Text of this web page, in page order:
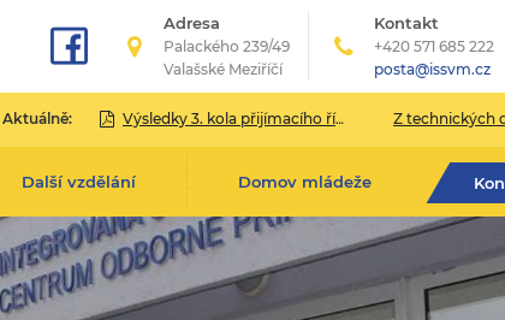
Adresa
Palackého 239/49
Valašské Meziříčí
Kontakt
+420 571 685 222
posta@issvm.cz
Aktuálně: Výsledky 3. kola přijímacího řízení pro školní rok 2026/2027 Z technických důvodů bude v pondělí
Další vzdělání Domov mládeže